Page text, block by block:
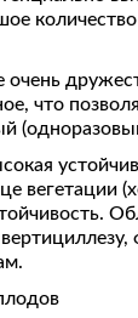
очень
что
вегетации